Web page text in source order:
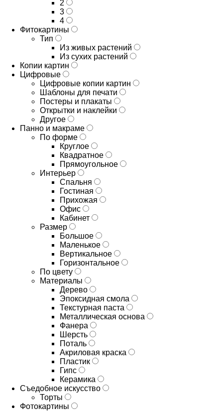
2
3
4
Фитокартины
Тип
Из живых растений
Из сухих растений
Копии картин
Цифровые
Цифровые копии картин
Шаблоны для печати
Постеры и плакаты
Открытки и наклейки
Другое
Панно и макраме
По форме
Круглое
Квадратное
Прямоугольное
Интерьер
Спальня
Гостиная
Прихожая
Офис
Кабинет
Размер
Большое
Маленькое
Вертикальное
Горизонтальное
По цвету
Материалы
Дерево
Эпоксидная смола
Текстурная паста
Металлическая основа
Фанера
Шерсть
Поталь
Акриловая краска
Пластик
Гипс
Керамика
Съедобное искусство
Торты
Фотокартины